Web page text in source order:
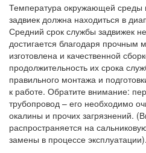
Температура окружающей среды
задвиек должна находиться в
Средний срок службы задвижек
достигается благодаря прочным
изготовлена и качественной
продолжительность их срока
правильного монтажа и
к работе. Обратите внимание:
трубопровод – его необходимо
окалины и прочих загрязнений.
распространяется на
замены в процессе эксплуатации).